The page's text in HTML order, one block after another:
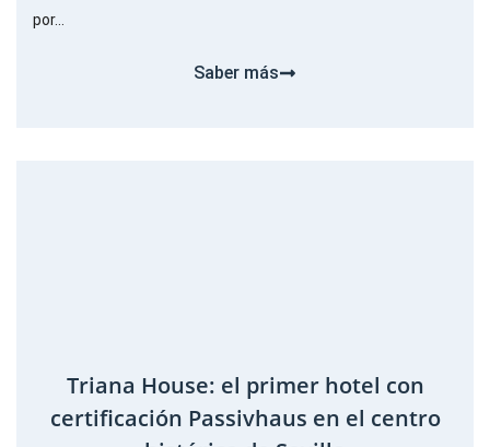
por...
Saber más
Triana House: el primer hotel con
certificación Passivhaus en el centro